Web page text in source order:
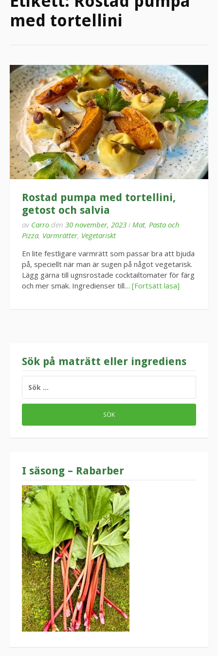
med tortellini
Rostad pumpa med tortellini,
getost och salvia
av Carro den 30 november, 2023 i Mat, Pasta och
Pizza, Varmrätter, Vegetariskt
En lite festligare varmrätt som passar bra att bjuda
på, speciellt när man är sugen på något vegetarisk.
Lägg gärna till ugnsrostade cocktailtomater för färg
och mer smak. Ingredienser till… [Fortsätt läsa]
Sök på maträtt eller ingrediens
EFTER:
I säsong – Rabarber